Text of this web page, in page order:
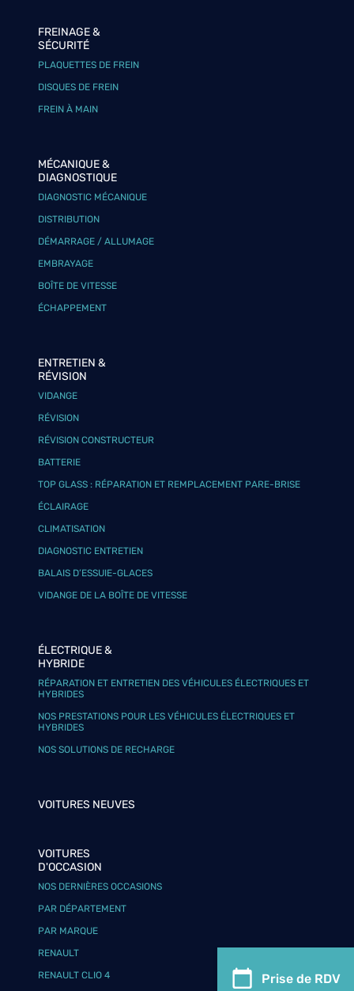
Prise de RDV
FREINAGE &
SÉCURITÉ
PLAQUETTES DE FREIN
DISQUES DE FREIN
FREIN À MAIN
MÉCANIQUE &
DIAGNOSTIQUE
DIAGNOSTIC MÉCANIQUE
DISTRIBUTION
DÉMARRAGE / ALLUMAGE
EMBRAYAGE
BOÎTE DE VITESSE
ÉCHAPPEMENT
ENTRETIEN &
RÉVISION
VIDANGE
RÉVISION
RÉVISION CONSTRUCTEUR
BATTERIE
TOP GLASS : RÉPARATION ET REMPLACEMENT PARE-BRISE
ÉCLAIRAGE
CLIMATISATION
DIAGNOSTIC ENTRETIEN
BALAIS D’ESSUIE-GLACES
VIDANGE DE LA BOÎTE DE VITESSE
ÉLECTRIQUE &
HYBRIDE
RÉPARATION ET ENTRETIEN DES VÉHICULES ÉLECTRIQUES ET
HYBRIDES
NOS PRESTATIONS POUR LES VÉHICULES ÉLECTRIQUES ET
HYBRIDES
NOS SOLUTIONS DE RECHARGE
VOITURES NEUVES
VOITURES
D'OCCASION
NOS DERNIÈRES OCCASIONS
PAR DÉPARTEMENT
PAR MARQUE
RENAULT
RENAULT CLIO 4